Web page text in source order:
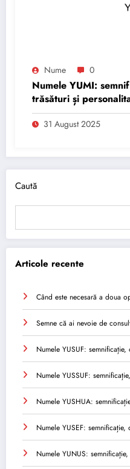
Nume 0
Numele YUMI:
trăsături și
31 August 2025
Caută
Articole recente
Când este necesară a doua
Semne că ai nevoie de
Numele YUSUF:
Numele YUSSUF:
Numele YUSHUA:
Numele YUSEF:
Numele YUNUS: